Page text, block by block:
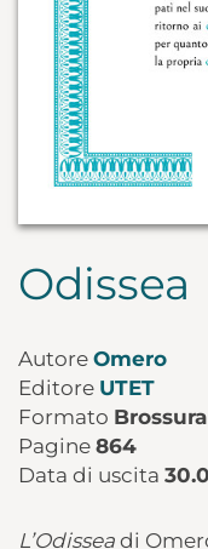
Odissea
Autore Omero
Editore UTET
Formato Brossura
Pagine 864
Data di uscita
L’Odissea di